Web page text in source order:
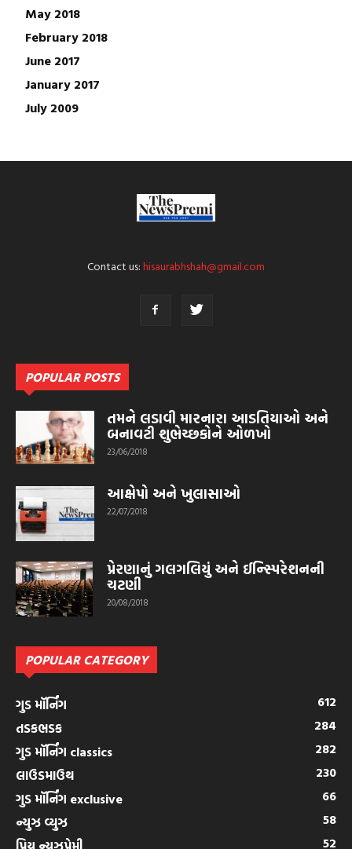
May 2018
February 2018
June 2017
January 2017
July 2009
Contact us:hisaurabhshah@gmail.com
POPULAR POSTS
તમને લડાવી મારનારા આડતિયાઓ અને
બનાવટી શુભેચ્છકોને ઓળખો
23/06/2018
આક્ષેપો અને ખુલાસાઓ
22/07/2018
પ્રેરણાનું ગલગલિયું અને ઈન્સ્પિરેશનની
ચટણી
20/08/2018
POPULAR CATEGORY
ગુડ મૉર્નિંગ
612
તડકભડક
284
ગુડ મૉર્નિંગ classics
282
લાઉડમાઉથ
230
ગુડ મૉર્નિંગ exclusive
66
ન્યુઝ વ્યુઝ
58
52